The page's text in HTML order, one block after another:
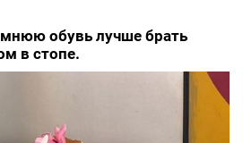
обувь лучше брать
в стопе.